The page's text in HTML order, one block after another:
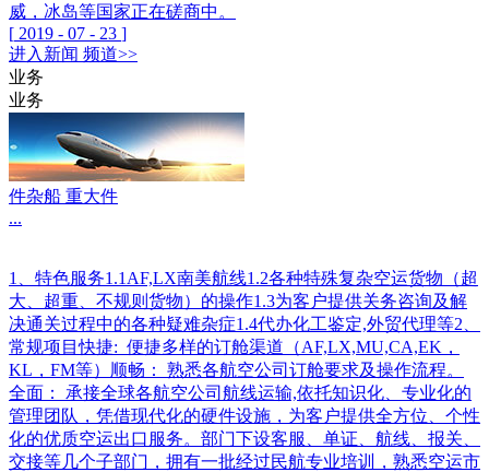
威，冰岛等国家正在磋商中。
[ 2019 - 07 - 23 ]
进入 新闻 频道>>
业务
业务
件杂船 重大件
...
1、特色服务1.1AF,LX南美航线1.2各种特殊复杂空运货物（超
大、超重、不规则货物）的操作1.3为客户提供关务咨询及解
决通关过程中的各种疑难杂症1.4代办化工鉴定,外贸代理等2、
常规项目快捷: 便捷多样的订舱渠道（AF,LX,MU,CA,EK，
KL，FM等）顺畅： 熟悉各航空公司订舱要求及操作流程。
全面： 承接全球各航空公司航线运输,依托知识化、专业化的
管理团队，凭借现代化的硬件设施，为客户提供全方位、个性
化的优质空运出口服务。部门下设客服、单证、航线、报关、
交接等几个子部门，拥有一批经过民航专业培训，熟悉空运市